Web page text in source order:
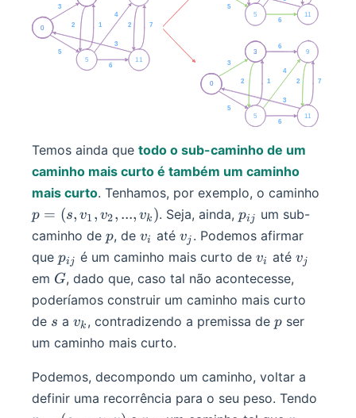
Temos ainda que todo o sub-caminho de um
caminho mais curto é também um caminho
mais curto. Tenhamos, por exemplo, o caminho
p = (s, v1 , v2, ..., vk ). Seja, ainda, p_{ij}
pij
um sub-
caminho de p
p, de v_i
vi até v_j
vj . Podemos afirmar
que p_{ij}
pij é um caminho mais curto de v_i
vi até v_j
vj
em G
G, dado que, caso tal não acontecesse,
poderíamos construir um caminho mais curto
de s
s a v_k
vk , contradizendo a premissa de p
pser
um caminho mais curto.
Podemos, decompondo um caminho, voltar a
definir uma recorrência para o seu peso. Tendo